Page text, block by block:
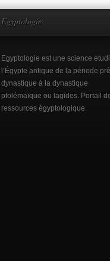
Egyptologie
Egyptologie est une science
l’Égypte antique de la période
dynastique à la dynastique
ptolémaïque ou lagides. Portail
ressources égyptologique.